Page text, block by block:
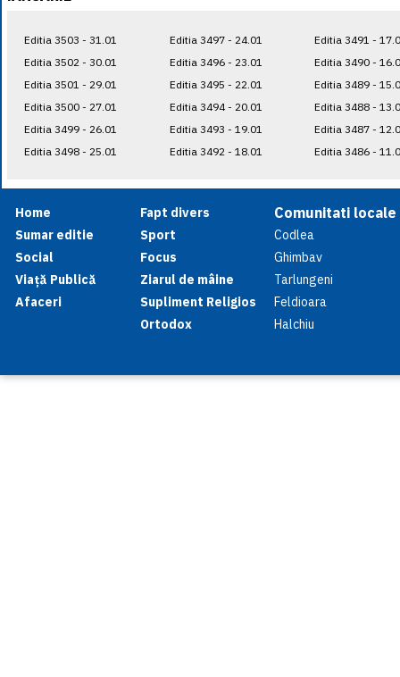
Editia 3503 - 31.01
Editia 3502 - 30.01
Editia 3501 - 29.01
Editia 3500 - 27.01
Editia 3499 - 26.01
Editia 3498 - 25.01
Editia 3497 - 24.01
Editia 3496 - 23.01
Editia 3495 - 22.01
Editia 3494 - 20.01
Editia 3493 - 19.01
Editia 3492 - 18.01
Editia 3491 -
Editia 3490 -
Editia 3489 -
Editia 3488 -
Editia 3487 -
Editia 3486 -
Home
Sumar editie
Social
Viață Publică
Afaceri
Fapt divers
Sport
Focus
Ziarul de mâine
Supliment Religios
Ortodox
Comunitati locale
Codlea
Ghimbav
Tarlungeni
Feldioara
Halchiu